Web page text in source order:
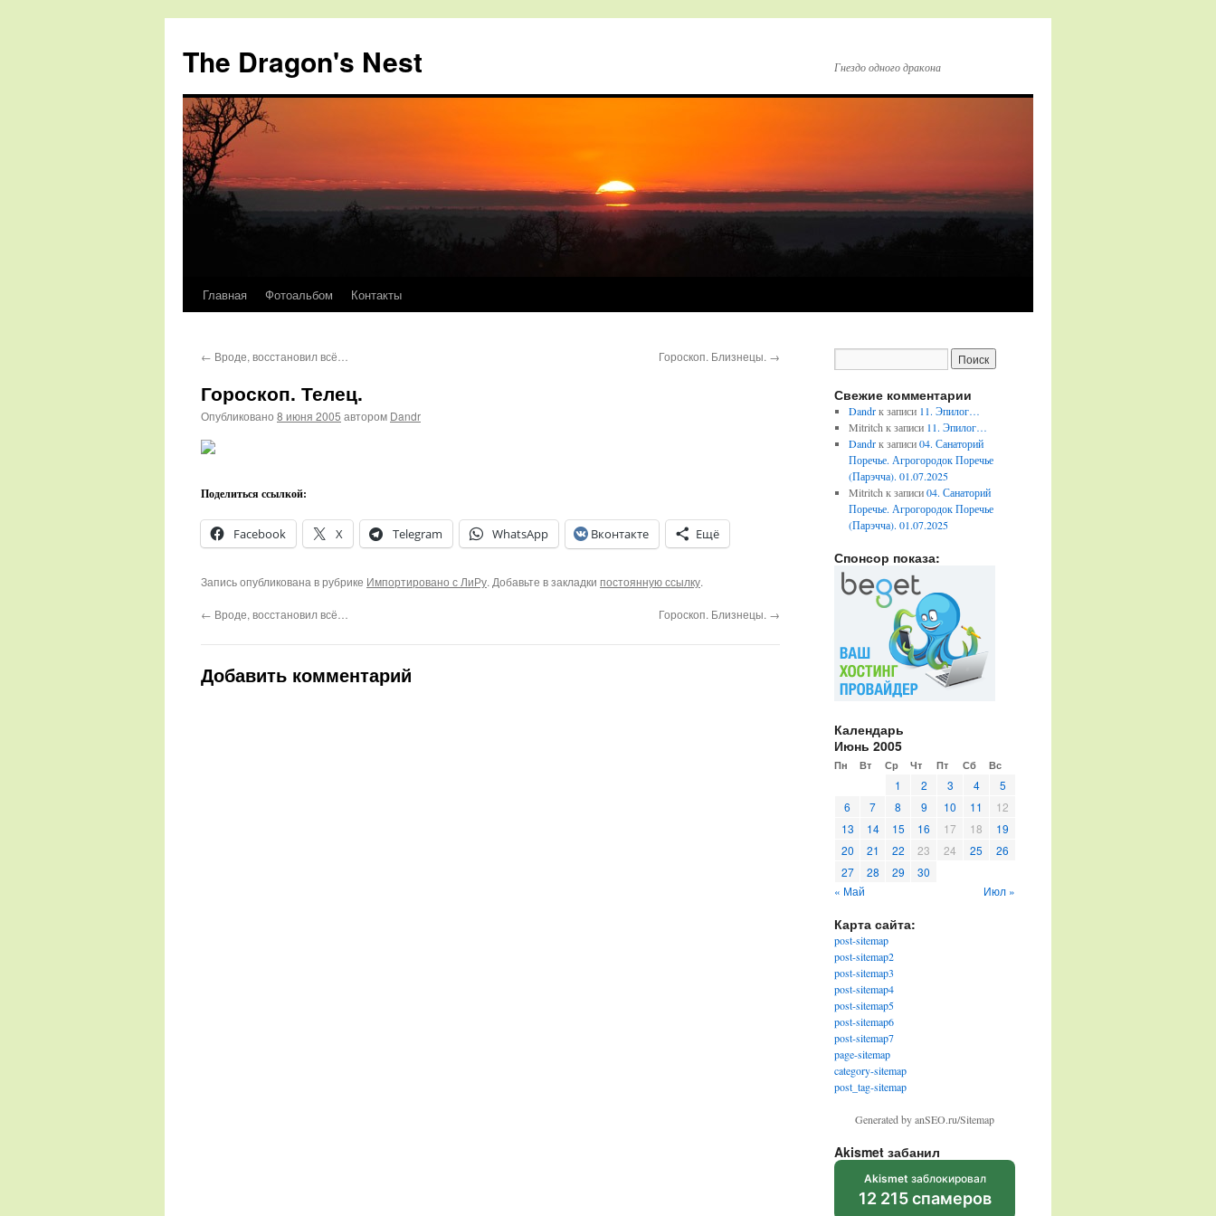
The Dragon's Nest Гнездо одного дракона
Перейти
содержимому
Главная Фотоальбом Контакты
← Вроде, восстановил всё… Гороскоп. Близнецы. →
Гороскоп. Телец.
Опубликовано 8 июня 2005 автором Dandr
Поделиться ссылкой:
Facebook X Telegram WhatsApp Вконтакте Ещё
Запись опубликована в рубрике Импортировано с ЛиРу. Добавьте в закладки постоянную ссылку.
← Вроде, восстановил всё… Гороскоп. Близнецы. →
Добавить комментарий
Свежие комментарии
Dandrк записи 11. Эпилог…
Mitritch к записи 11. Эпилог…
Dandrк записи04. Санаторий
Поречье. Агрогородок Поречье
(Парэчча). 01.07.2025
Mitritch к записи04. Санаторий
Поречье. Агрогородок Поречье
(Парэчча). 01.07.2025
Спонсор показа:
Календарь
Июнь 2005
Пн Вт Ср Чт Пт Сб Вс
1 2 3 4
5
6
7 8 9 10 11
12
13
14 15 16 17 18
19
20
21 22 23 24 25
26
27
28 29
30
« Май
Июл »
Карта сайта:
post-sitemap
post-sitemap2
post-sitemap3
post-sitemap4
post-sitemap5
post-sitemap6
post-sitemap7
page-sitemap
category-sitemap
post_tag-sitemap
Generated by anSEO.ru/Sitemap
Akismet забанил
Akismet заблокировал
12 215 спамеров